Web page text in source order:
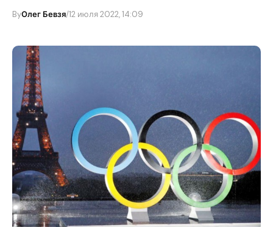
ByОлег Бевзя/12 июля 2022, 14:09